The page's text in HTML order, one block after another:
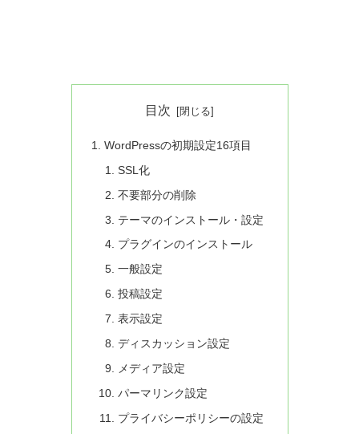
目次
WordPressの初期設定16項目
SSL化
不要部分の削除
テーマのインストール・設定
プラグインのインストール
一般設定
投稿設定
表示設定
ディスカッション設定
メディア設定
パーマリンク設定
プライバシーポリシーの設定